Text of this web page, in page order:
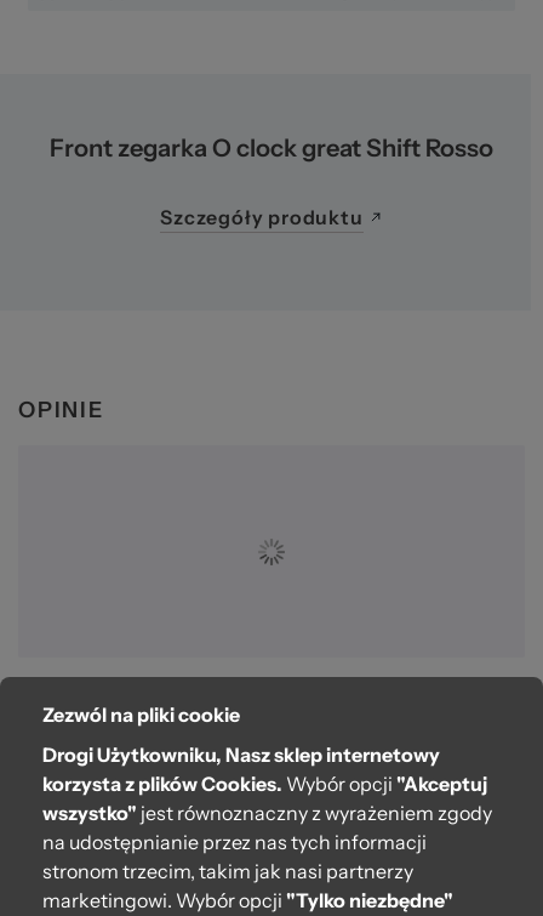
Front zegarka O clock great Shift Rosso
Szczegóły produktu
OPINIE
O bag
Pomoc
Moje O bag
Kontakt
Zezwól na pliki cookie
Drogi Użytkowniku, Nasz sklep internetowy
korzysta z plików Cookies. Wybór opcji "Akceptuj
wszystko" jest równoznaczny z wyrażeniem zgody
na udostępnianie przez nas tych informacji
stronom trzecim, takim jak nasi partnerzy
marketingowi. Wybór opcji "Tylko niezbędne"